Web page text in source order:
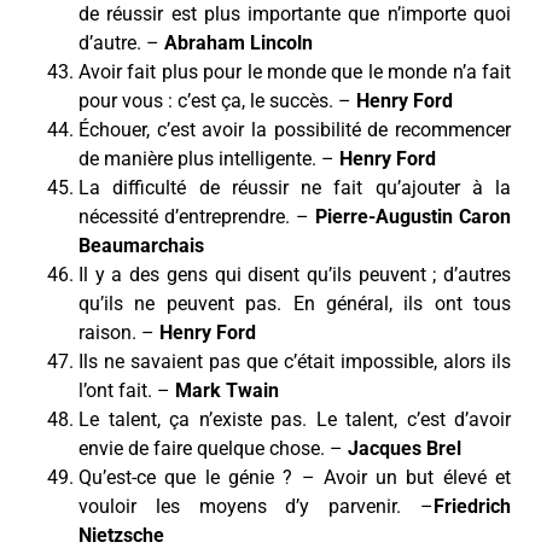
de réussir est plus importante que n’importe quoi
d’autre. – Abraham Lincoln
Avoir fait plus pour le monde que le monde n’a fait
pour vous : c’est ça, le succès. – Henry Ford
Échouer, c’est avoir la possibilité de recommencer
de manière plus intelligente. – Henry Ford
La difficulté de réussir ne fait qu’ajouter à la
nécessité d’entreprendre. – Pierre-Augustin Caron
Beaumarchais
Il y a des gens qui disent qu’ils peuvent ; d’autres
qu’ils ne peuvent pas. En général, ils ont tous
raison. – Henry Ford
Ils ne savaient pas que c’était impossible, alors ils
l’ont fait. – Mark Twain
Le talent, ça n’existe pas. Le talent, c’est d’avoir
envie de faire quelque chose. – Jacques Brel
Qu’est-ce que le génie ? – Avoir un but élevé et
vouloir les moyens d’y parvenir. –Friedrich
Nietzsche